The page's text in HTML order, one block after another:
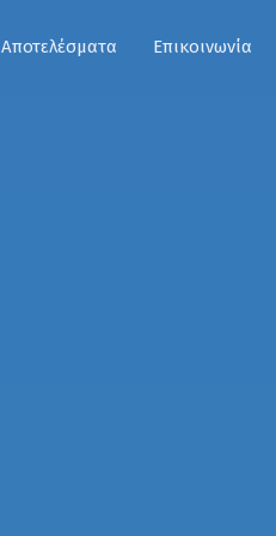
Αποτελέσματα Επικοινωνία